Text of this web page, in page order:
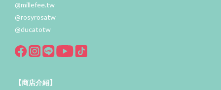
@millefee.tw
@rosyrosatw
@ducatotw
【商店介紹】